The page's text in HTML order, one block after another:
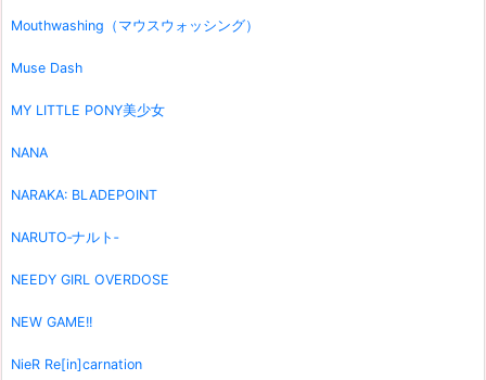
Mouthwashing（マウスウォッシング）
Muse Dash
MY LITTLE PONY美少女
NANA
NARAKA: BLADEPOINT
NARUTO‐ナルト‐
NEEDY GIRL OVERDOSE
NEW GAME!!
NieR Re[in]carnation